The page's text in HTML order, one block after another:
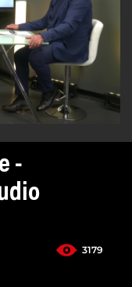
-
3179